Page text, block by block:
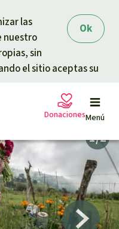
Ok
las
nuestro
sin
el sitio aceptas su
Menú
Donaciones